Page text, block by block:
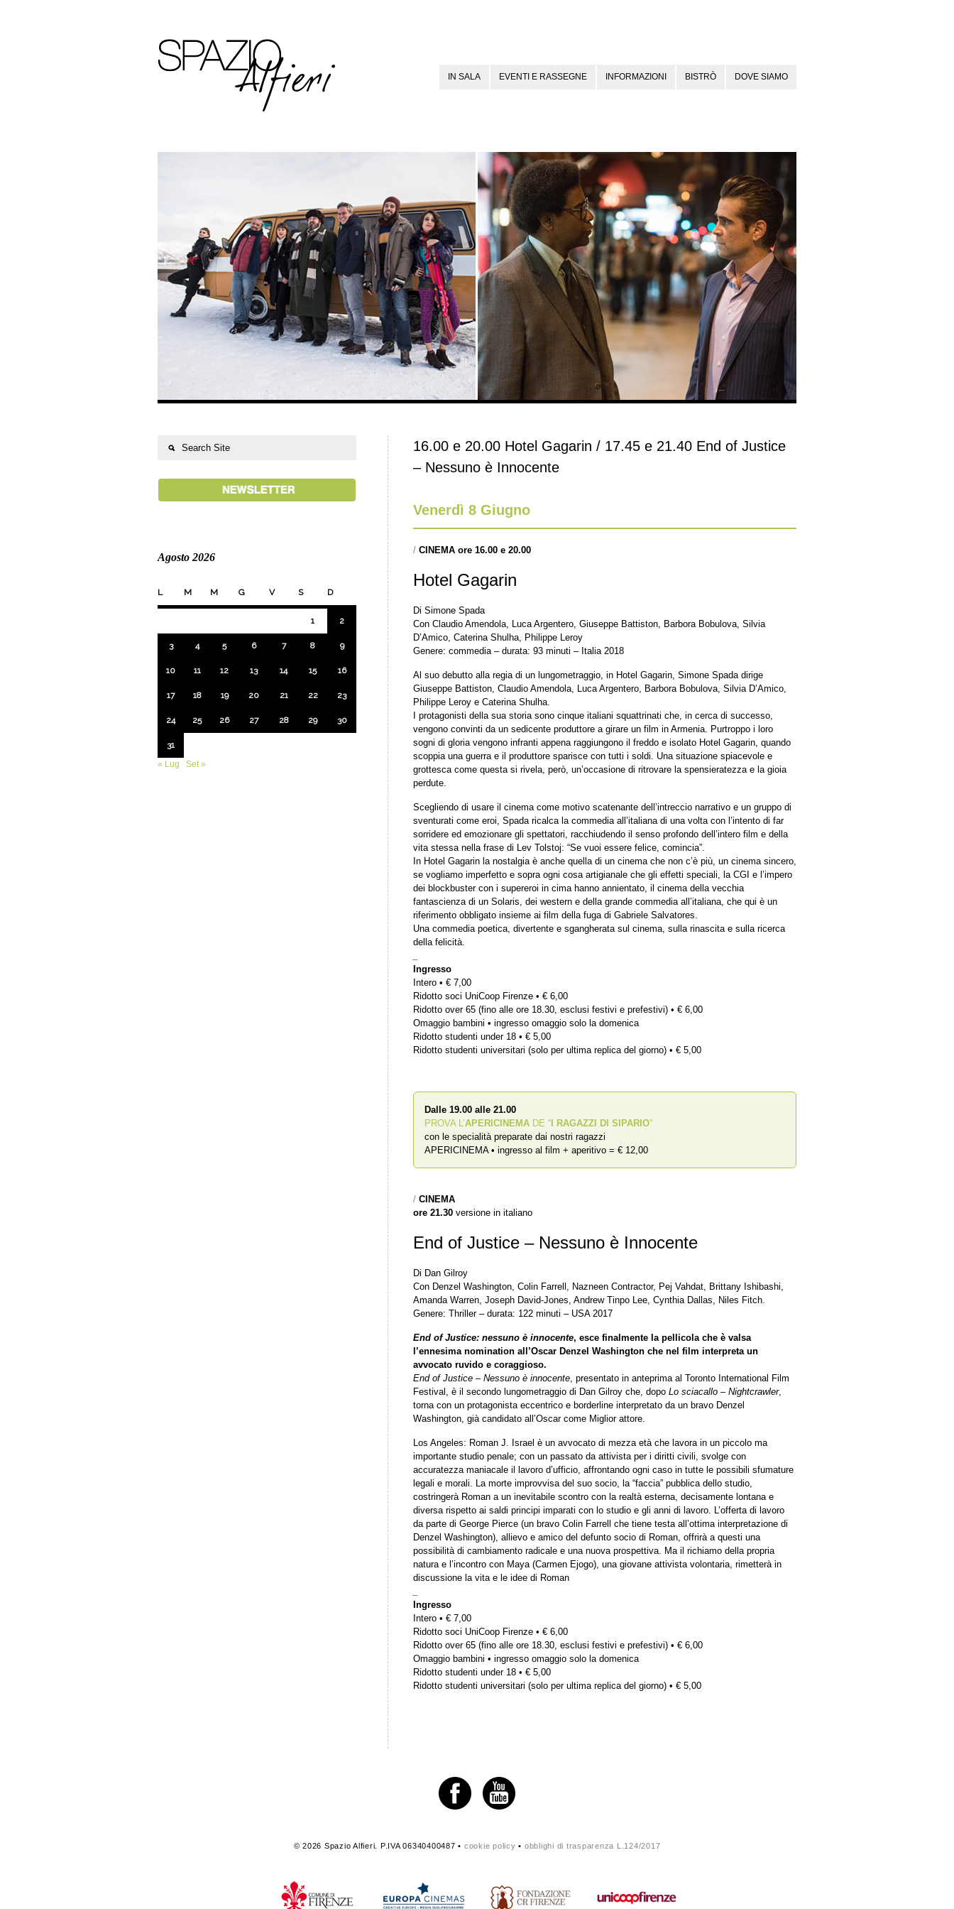
IN SALA EVENTI E RASSEGNE INFORMAZIONI BISTRÒ DOVE SIAMO
16.00 e 20.00 Hotel Gagarin / 17.45 e 21.40 End of Justice
– Nessuno è Innocente
Venerdì 8 Giugno
/ CINEMA ore 16.00 e 20.00
Hotel Gagarin
Di Simone Spada
Con Claudio Amendola, Luca Argentero, Giuseppe Battiston, Barbora Bobulova, Silvia
D’Amico, Caterina Shulha, Philippe Leroy
Genere: commedia – durata: 93 minuti – Italia 2018
Al suo debutto alla regia di un lungometraggio, in Hotel Gagarin, Simone Spada dirige
Giuseppe Battiston, Claudio Amendola, Luca Argentero, Barbora Bobulova, Silvia D’Amico,
Philippe Leroy e Caterina Shulha.
I protagonisti della sua storia sono cinque italiani squattrinati che, in cerca di successo,
vengono convinti da un sedicente produttore a girare un film in Armenia. Purtroppo i loro
sogni di gloria vengono infranti appena raggiungono il freddo e isolato Hotel Gagarin, quando
scoppia una guerra e il produttore sparisce con tutti i soldi. Una situazione spiacevole e
grottesca come questa si rivela, però, un’occasione di ritrovare la spensieratezza e la gioia
perdute.
Scegliendo di usare il cinema come motivo scatenante dell’intreccio narrativo e un gruppo di
sventurati come eroi, Spada ricalca la commedia all’italiana di una volta con l’intento di far
sorridere ed emozionare gli spettatori, racchiudendo il senso profondo dell’intero film e della
vita stessa nella frase di Lev Tolstoj: “Se vuoi essere felice, comincia”.
In Hotel Gagarin la nostalgia è anche quella di un cinema che non c’è più, un cinema sincero,
se vogliamo imperfetto e sopra ogni cosa artigianale che gli effetti speciali, la CGI e l’impero
dei blockbuster con i supereroi in cima hanno annientato, il cinema della vecchia
fantascienza di un Solaris, dei western e della grande commedia all’italiana, che qui è un
riferimento obbligato insieme ai film della fuga di Gabriele Salvatores.
Una commedia poetica, divertente e sgangherata sul cinema, sulla rinascita e sulla ricerca
della felicità.
Ingresso
Intero • € 7,00
Ridotto soci UniCoop Firenze • € 6,00
Ridotto over 65 (fino alle ore 18.30, esclusi festivi e prefestivi) • € 6,00
Omaggio bambini • ingresso omaggio solo la domenica
Ridotto studenti under 18 • € 5,00
Ridotto studenti universitari (solo per ultima replica del giorno) • € 5,00
Dalle 19.00 alle 21.00
PROVA L’APERICINEMA DE “ I RAGAZZI DI SIPARIO”
con le specialità preparate dai nostri ragazzi
APERICINEMA • ingresso al film + aperitivo = € 12,00
/ CINEMA
ore 21.30 versione in italiano
End of Justice – Nessuno è Innocente
Di Dan Gilroy
Con Denzel Washington, Colin Farrell, Nazneen Contractor, Pej Vahdat, Brittany Ishibashi,
Amanda Warren, Joseph David-Jones, Andrew Tinpo Lee, Cynthia Dallas, Niles Fitch.
Genere: Thriller – durata: 122 minuti – USA 2017
End of Justice: nessuno è innocente, esce finalmente la pellicola che è valsa
l’ennesima nomination all’Oscar Denzel Washington che nel film interpreta un
avvocato ruvido e coraggioso.
End of Justice – Nessuno è innocente, presentato in anteprima al Toronto International Film
Festival, è il secondo lungometraggio di Dan Gilroy che, dopo Lo sciacallo – Nightcrawler,
torna con un protagonista eccentrico e borderline interpretato da un bravo Denzel
Washington, già candidato all’Oscar come Miglior attore.
Los Angeles: Roman J. Israel è un avvocato di mezza età che lavora in un piccolo ma
importante studio penale; con un passato da attivista per i diritti civili, svolge con
accuratezza maniacale il lavoro d’ufficio, affrontando ogni caso in tutte le possibili sfumature
legali e morali. La morte improvvisa del suo socio, la “faccia” pubblica dello studio,
costringerà Roman a un inevitabile scontro con la realtà esterna, decisamente lontana e
diversa rispetto ai saldi principi imparati con lo studio e gli anni di lavoro. L’offerta di lavoro
da parte di George Pierce (un bravo Colin Farrell che tiene testa all’ottima interpretazione di
Denzel Washington), allievo e amico del defunto socio di Roman, offrirà a questi una
possibilità di cambiamento radicale e una nuova prospettiva. Ma il richiamo della propria
natura e l’incontro con Maya (Carmen Ejogo), una giovane attivista volontaria, rimetterà in
discussione la vita e le idee di Roman
Ingresso
Intero • € 7,00
Ridotto soci UniCoop Firenze • € 6,00
Ridotto over 65 (fino alle ore 18.30, esclusi festivi e prefestivi) • € 6,00
Omaggio bambini • ingresso omaggio solo la domenica
Ridotto studenti under 18 • € 5,00
Ridotto studenti universitari (solo per ultima replica del giorno) • € 5,00
Agosto 2026
L M M G V S D
1 2
3 4 5 6 7 8 9
10 11 12 13 14 15 16
17 18 19 20 21 22 23
24 25 26 27 28 29 30
31
« Lug
Set »
© 2026 Spazio Alfieri. P.IVA 06340400487 • cookie policy • obblighi di trasparenza L.124/2017